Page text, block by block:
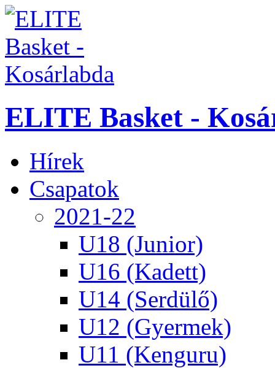
ELITE Basket -
Hírek
Csapatok
2021-22
U18 (Junior)
U16 (Kadett)
U14 (Serdülő)
U12 (Gyermek)
U11 (Kenguru)